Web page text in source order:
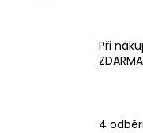
Při
4